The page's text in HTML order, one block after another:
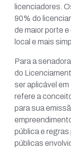
licenciadores.
90% do
de maior porte e
local e mais
Para a
do
ser aplicável
refere a
para sua
pública e
públicas